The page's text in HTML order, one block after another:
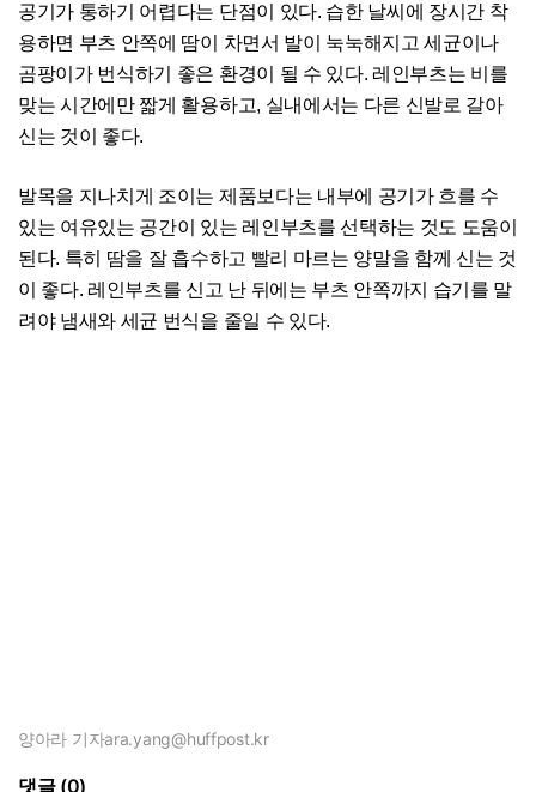
공기가 통하기 어렵다는 단점이 있다. 습한 날씨에 장시간 착
용하면 부츠 안쪽에 땀이 차면서 발이 눅눅해지고 세균이나
곰팡이가 번식하기 좋은 환경이 될 수 있다. 레인부츠는 비를
맞는 시간에만 짧게 활용하고, 실내에서는 다른 신발로 갈아
신는 것이 좋다.
발목을 지나치게 조이는 제품보다는 내부에 공기가 흐를 수
있는 여유있는 공간이 있는 레인부츠를 선택하는 것도 도움이
된다. 특히 땀을 잘 흡수하고 빨리 마르는 양말을 함께 신는 것
이 좋다. 레인부츠를 신고 난 뒤에는 부츠 안쪽까지 습기를 말
려야 냄새와 세균 번식을 줄일 수 있다.
양아라 기자ara.yang@huffpost.kr
댓글 (0)